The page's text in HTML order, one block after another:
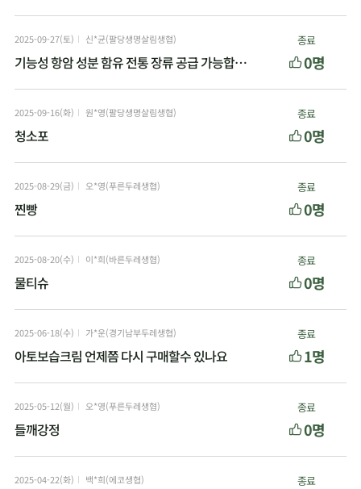
2025-09-27(토) 신*균(팔당생명살림생협)
기능성 항암 성분 함유 전통 장류 공급 가능합니다
종료
0명
2025-09-16(화) 원*영(팔당생명살림생협)
청소포
종료
0명
2025-08-29(금) 오*영(푸른두레생협)
찐빵
종료
0명
2025-08-20(수) 이*희(바른두레생협)
물티슈
종료
0명
2025-06-18(수) 가*운(경기남부두레생협)
아토보습크림 언제쯤 다시 구매할수 있나요
종료
1명
2025-05-12(월) 오*영(푸른두레생협)
들깨강정
종료
0명
2025-04-22(화) 백*희(에코생협) 종료